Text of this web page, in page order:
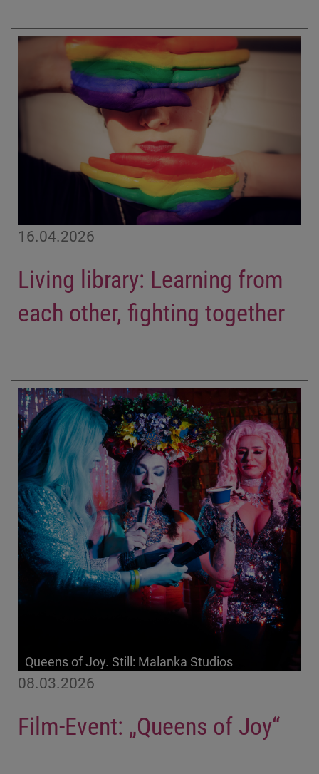
16.04.2026
Living library: Learning from
each other, fighting together
08.03.2026
Film-Event: „Queens of Joy“
Queens of Joy. Still: Malanka Studios